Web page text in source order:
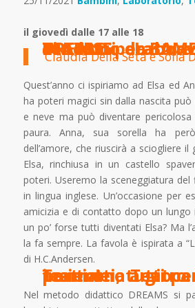
il giovedì dalle 17 alle 18
DREAMS Laboratorio di INGLESE attraverso il TEATRO per BAMBINI dai 3 ai 5 anni
condotto da
Claudia Della Seta e Sofia
Quest’anno ci ispiriamo ad Elsa ed
ha poteri magici sin dalla nascita
e neve ma può diventare
paura. Anna, sua sorella ha
dell’amore, che riuscirà a sciogliere il
Elsa, rinchiusa in un castello
poteri. Useremo la sceneggiatura del
in lingua inglese. Un’occasione per
amicizia e di contatto dopo un lungo
un po’ forse tutti diventati Elsa? Ma
la fa sempre. La favola è ispirata a
di H.C.Andersen.
Torniamo a giocare insieme a Teatro | Uno per tutti, tutti per il teatro!
Nel metodo didattico DREAMS si